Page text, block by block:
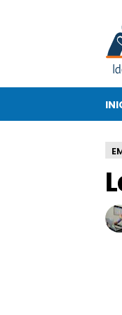
p
r
a
y
e
l
m
p